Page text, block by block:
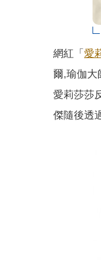
網紅「 愛
爾,瑜伽大
愛莉莎莎
傑隨後透